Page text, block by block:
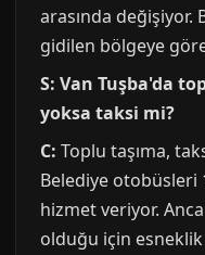
arasında
gidilen bölgeye
S: Van Tuşba'da
yoksa taksi mi?
C: Toplu taşıma,
Belediye otobüsleri
hizmet veriyor.
olduğu için esneklik